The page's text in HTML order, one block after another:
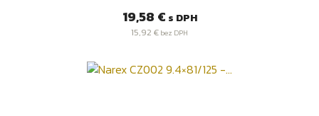
Cena
19,58 € s DPH
15,92 € bez DPH